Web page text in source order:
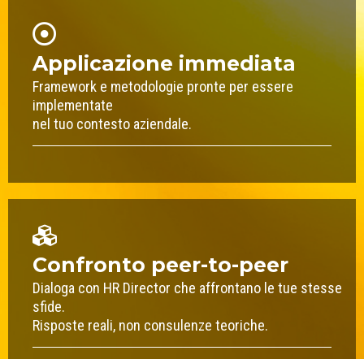
Applicazione immediata
Framework e metodologie pronte per essere
implementate
nel tuo contesto aziendale.
Confronto peer-to-peer
Dialoga con HR Director che affrontano le tue stesse
sfide.
Risposte reali, non consulenze teoriche.